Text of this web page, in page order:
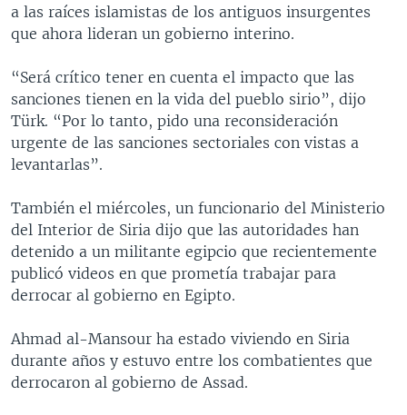
a las raíces islamistas de los antiguos insurgentes
que ahora lideran un gobierno interino.
“Será crítico tener en cuenta el impacto que las
sanciones tienen en la vida del pueblo sirio”, dijo
Türk. “Por lo tanto, pido una reconsideración
urgente de las sanciones sectoriales con vistas a
levantarlas”.
También el miércoles, un funcionario del Ministerio
del Interior de Siria dijo que las autoridades han
detenido a un militante egipcio que recientemente
publicó videos en que prometía trabajar para
derrocar al gobierno en Egipto.
Ahmad al-Mansour ha estado viviendo en Siria
durante años y estuvo entre los combatientes que
derrocaron al gobierno de Assad.